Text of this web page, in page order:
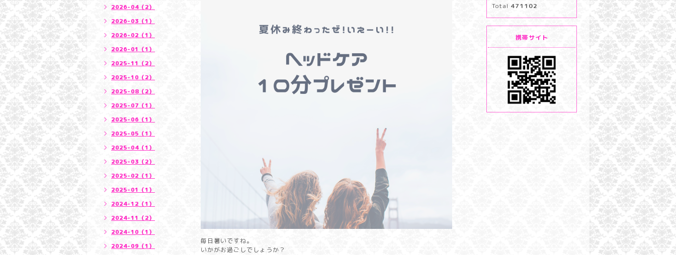
毎日暑いですね。
いかがお過ごしでしょうか？
2026-04（2）
2026-03（1）
2026-02（1）
2026-01（1）
2025-11（2）
2025-10（2）
2025-08（2）
2025-07（1）
2025-06（1）
2025-05（1）
2025-04（1）
2025-03（2）
2025-02（1）
2025-01（1）
2024-12（1）
2024-11（2）
2024-10（1）
2024-09（1）
Total 471102
携帯サイト